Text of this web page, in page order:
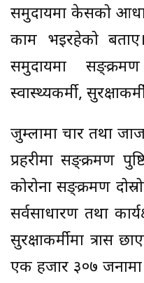
समुदायमा केसको
काम भइरहेको
समुदायमा सङ्क्रमण
स्वास्थ्यकर्मी,
जुम्लामा चार तथा
प्रहरीमा सङ्क्रमण
कोरोना सङ्क्रमण
सर्वसाधारण तथा
सुरक्षाकर्मीमा त्रास
एक हजार ३०७